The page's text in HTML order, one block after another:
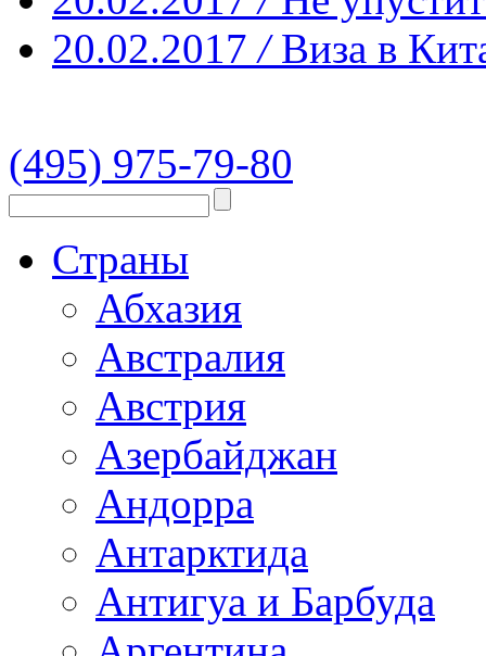
20.02.2017 / Виза в
(495) 975-79-80
Страны
Абхазия
Австралия
Австрия
Азербайджан
Андорра
Антарктида
Антигуа и Барбуда